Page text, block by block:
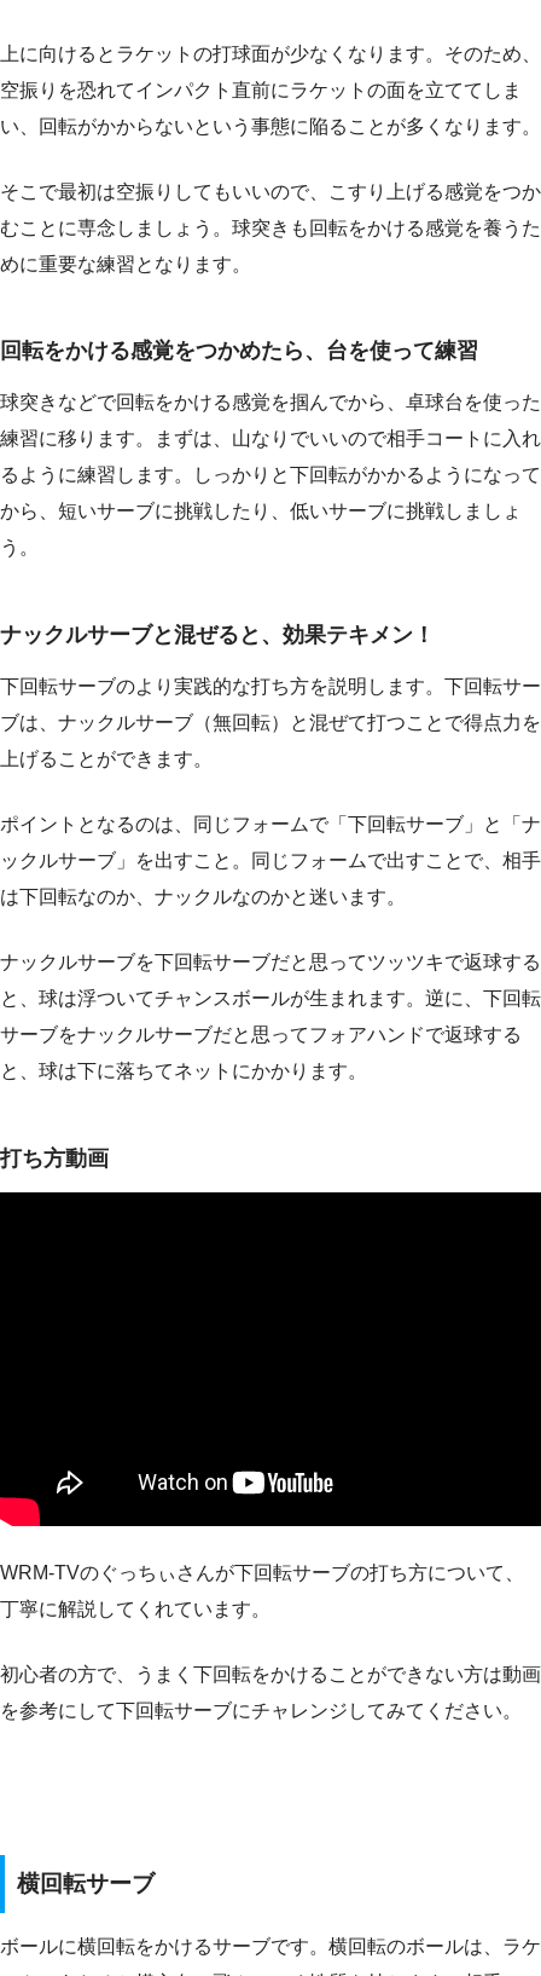
上に向けるとラケットの打球面が少なくなります。そのため、
空振りを恐れてインパクト直前にラケットの面を立ててしま
い、回転がかからないという事態に陥ることが多くなります。
そこで最初は空振りしてもいいので、こすり上げる感覚をつか
むことに専念しましょう。球突きも回転をかける感覚を養うた
めに重要な練習となります。
回転をかける感覚をつかめたら、台を使って練習
球突きなどで回転をかける感覚を掴んでから、卓球台を使った
練習に移ります。まずは、山なりでいいので相手コートに入れ
るように練習します。しっかりと下回転がかかるようになって
から、短いサーブに挑戦したり、低いサーブに挑戦しましょ
う。
ナックルサーブと混ぜると、効果テキメン！
下回転サーブのより実践的な打ち方を説明します。下回転サー
ブは、ナックルサーブ（無回転）と混ぜて打つことで得点力を
上げることができます。
ポイントとなるのは、同じフォームで「下回転サーブ」と「ナ
ックルサーブ」を出すこと。同じフォームで出すことで、相手
は下回転なのか、ナックルなのかと迷います。
ナックルサーブを下回転サーブだと思ってツッツキで返球する
と、球は浮ついてチャンスボールが生まれます。逆に、下回転
サーブをナックルサーブだと思ってフォアハンドで返球する
と、球は下に落ちてネットにかかります。
打ち方動画
WRM-TVのぐっちぃさんが下回転サーブの打ち方について、
丁寧に解説してくれています。
初心者の方で、うまく下回転をかけることができない方は動画
を参考にして下回転サーブにチャレンジしてみてください。
横回転サーブ
ボールに横回転をかけるサーブです。横回転のボールは、ラケ